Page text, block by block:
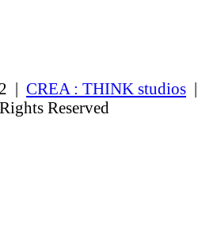
| CREA : THINK studios |
Reserved